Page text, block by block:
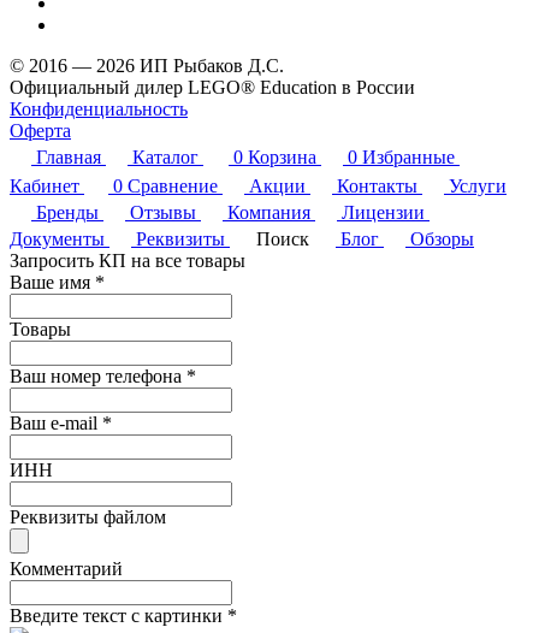
© 2016 — 2026 ИП Рыбаков Д.С.
Официальный дилер LEGO® Education в России
Конфиденциальность
Оферта
Главная
Каталог 0 Корзина 0 Избранные
Кабинет
0 Сравнение Акции Контакты
Услуги
Бренды
Отзывы Компания
Лицензии
Документы
Реквизиты Поиск Блог
Обзоры
Запросить КП на все товары
Ваше имя *
Товары
Ваш номер телефона *
Ваш e-mail *
ИНН
Реквизиты файлом
Комментарий
Введите текст с картинки *